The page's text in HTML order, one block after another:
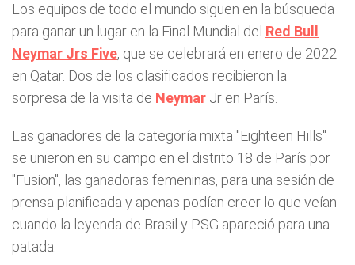
Los equipos de todo el mundo siguen en la búsqueda
para ganar un lugar en la Final Mundial del Red Bull
Neymar Jrs Five, que se celebrará en enero de 2022
en Qatar. Dos de los clasificados recibieron la
sorpresa de la visita de Neymar Jr en París.
Las ganadores de la categoría mixta "Eighteen Hills"
se unieron en su campo en el distrito 18 de París por
"Fusion", las ganadoras femeninas, para una sesión de
prensa planificada y apenas podían creer lo que veían
cuando la leyenda de Brasil y PSG apareció para una
patada.